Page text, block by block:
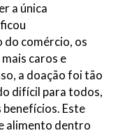
a única
do comércio, os
caros e
a doação foi tão
difícil para todos,
Este
alimento dentro